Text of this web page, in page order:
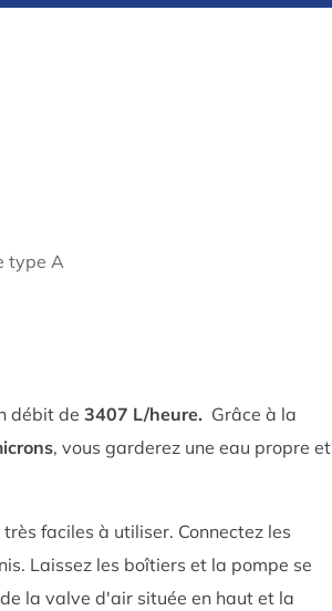
type A
débit de 3407 L/heure. Grâce à la
, vous garderez une eau propre et
faciles à utiliser. Connectez les
Laissez les boîtiers et la pompe se
la valve d'air située en haut et la